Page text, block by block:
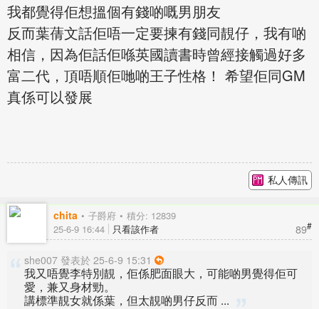
我都覺得佢想搵個有錢啲嘅男朋友
反而葉蒨文話佢唔一定要揀有錢同靚仔，我有啲
相信，因為佢話佢喺英國讀書時曾經接觸過好多
富二代，頂唔順佢哋啲王子性格！ 希望佢同GM
真係可以發展
私人傳訊
chita 子爵府 積分: 12839
89#
25-6-9 16:44 只看該作者
she007 發表於 25-6-9 15:31
我又唔覺李特別靚，佢係肥面眼大，可能啲男覺得佢可
愛，兼又身材勁。
講標準靚女就係葉，但太靚啲男仔反而 ...